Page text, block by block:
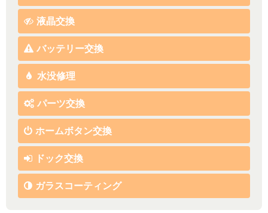
液晶交換
バッテリー交換
水没修理
パーツ交換
ホームボタン交換
ドック交換
ガラスコーティング